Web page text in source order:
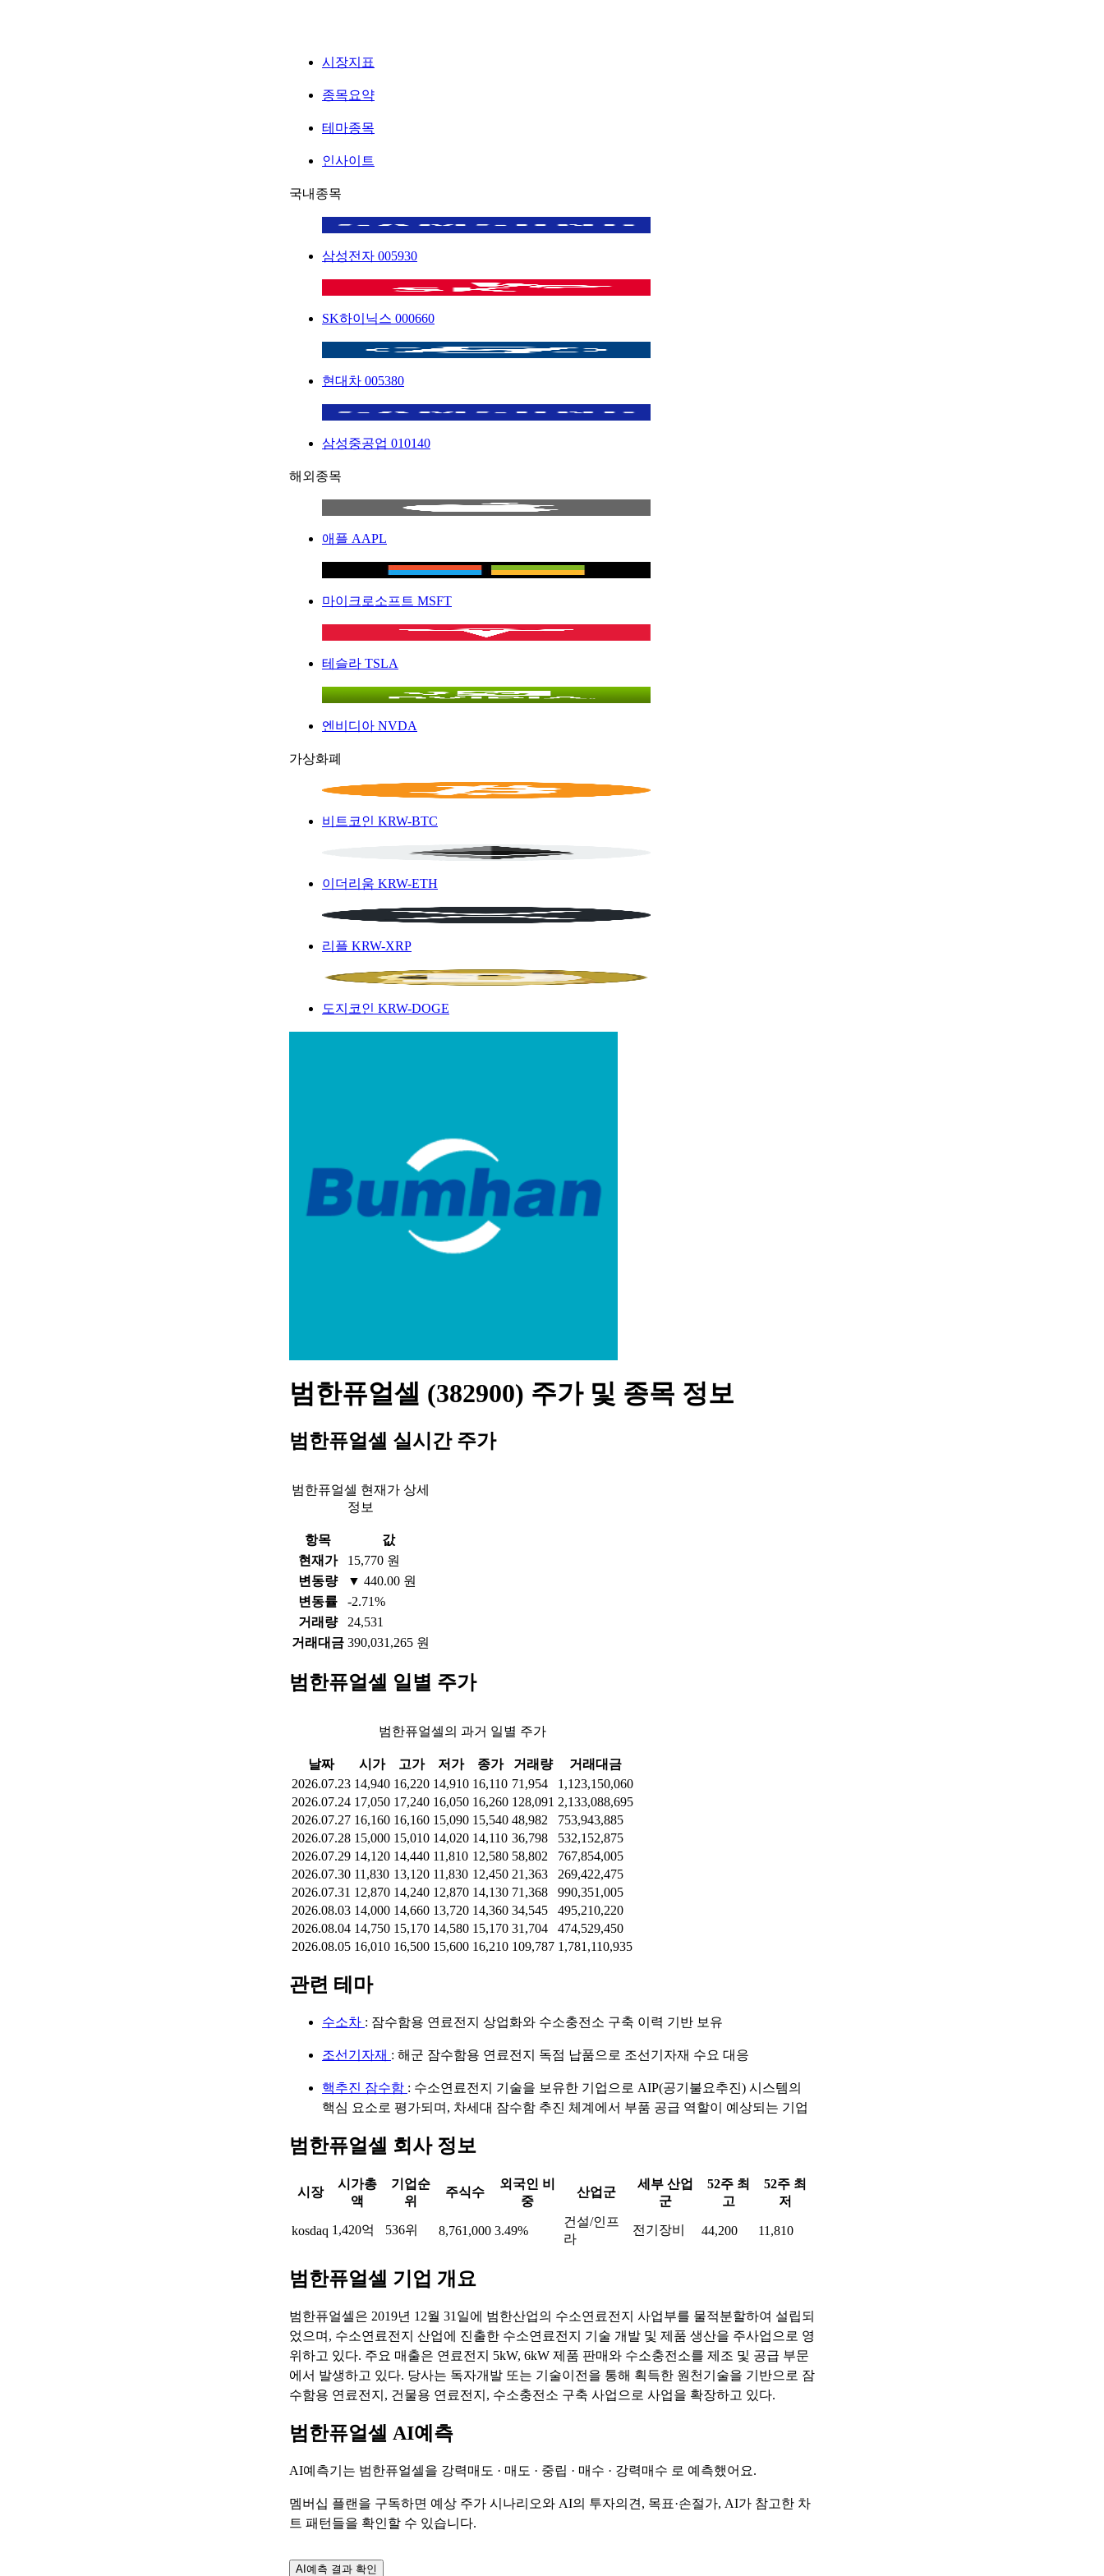
시장지표
종목요약
테마종목
인사이트
국내종목
삼성전자 005930
SK하이닉스 000660
현대차 005380
삼성중공업 010140
해외종목
애플 AAPL
마이크로소프트 MSFT
테슬라 TSLA
엔비디아 NVDA
가상화폐
비트코인 KRW-BTC
이더리움 KRW-ETH
리플 KRW-XRP
도지코인 KRW-DOGE
범한퓨얼셀 (382900) 주가 및 종목 정보
범한퓨얼셀 실시간 주가
범한퓨얼셀 현재가 상세
정보
항목
값
현재가
15,770 원
변동량
▼ 440.00 원
변동률
-2.71%
거래량
24,531
거래대금 390,031,265 원
범한퓨얼셀 일별 주가
범한퓨얼셀의 과거 일별 주가
날짜 시가 고가 저가 종가 거래량
거래대금
2026.07.23 14,940 16,220 14,910 16,110 71,954
1,123,150,060
2026.07.24 17,050 17,240 16,050 16,260 128,091 2,133,088,695
2026.07.27 16,160 16,160 15,090 15,540 48,982
753,943,885
2026.07.28 15,000 15,010 14,020 14,110 36,798
532,152,875
2026.07.29 14,120 14,440 11,810 12,580 58,802
767,854,005
2026.07.30 11,830 13,120 11,830 12,450 21,363
269,422,475
2026.07.31 12,870 14,240 12,870 14,130 71,368
990,351,005
2026.08.03 14,000 14,660 13,720 14,360 34,545
495,210,220
2026.08.04 14,750 15,170 14,580 15,170 31,704
474,529,450
2026.08.05 16,010 16,500 15,600 16,210 109,787 1,781,110,935
관련 테마
수소차 : 잠수함용 연료전지 상업화와 수소충전소 구축 이력 기반 보유
조선기자재 : 해군 잠수함용 연료전지 독점 납품으로 조선기자재 수요 대응
핵추진 잠수함 : 수소연료전지 기술을 보유한 기업으로 AIP(공기불요추진) 시스템의
핵심 요소로 평가되며, 차세대 잠수함 추진 체계에서 부품 공급 역할이 예상되는 기업
범한퓨얼셀 회사 정보
시장
시가총
액
기업순
위
주식수
외국인 비
중
산업군
세부 산업
군
52주 최
고
52주 최
저
kosdaq 1,420억 536위 8,761,000 3.49%
건설/인프
라
전기장비 44,200 11,810
범한퓨얼셀 기업 개요
범한퓨얼셀은 2019년 12월 31일에 범한산업의 수소연료전지 사업부를 물적분할하여 설립되
었으며, 수소연료전지 산업에 진출한 수소연료전지 기술 개발 및 제품 생산을 주사업으로 영
위하고 있다. 주요 매출은 연료전지 5kW, 6kW 제품 판매와 수소충전소를 제조 및 공급 부문
에서 발생하고 있다. 당사는 독자개발 또는 기술이전을 통해 획득한 원천기술을 기반으로 잠
수함용 연료전지, 건물용 연료전지, 수소충전소 구축 사업으로 사업을 확장하고 있다.
범한퓨얼셀 AI예측
AI예측기는 범한퓨얼셀을 강력매도 · 매도 · 중립 · 매수 · 강력매수 로 예측했어요.
멤버십 플랜을 구독하면 예상 주가 시나리오와 AI의 투자의견, 목표·손절가, AI가 참고한 차
트 패턴들을 확인할 수 있습니다.
AI예측 결과 확인